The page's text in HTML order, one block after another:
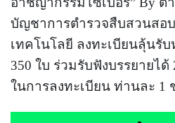
บัญชาการตำรวจสืบสวนสอ
เทคโนโลยี ลงทะเบียนลุ้นรั
350 ใบ ร่วมรับฟังบรรยายไ
ในการลงทะเบียน ท่านละ 1